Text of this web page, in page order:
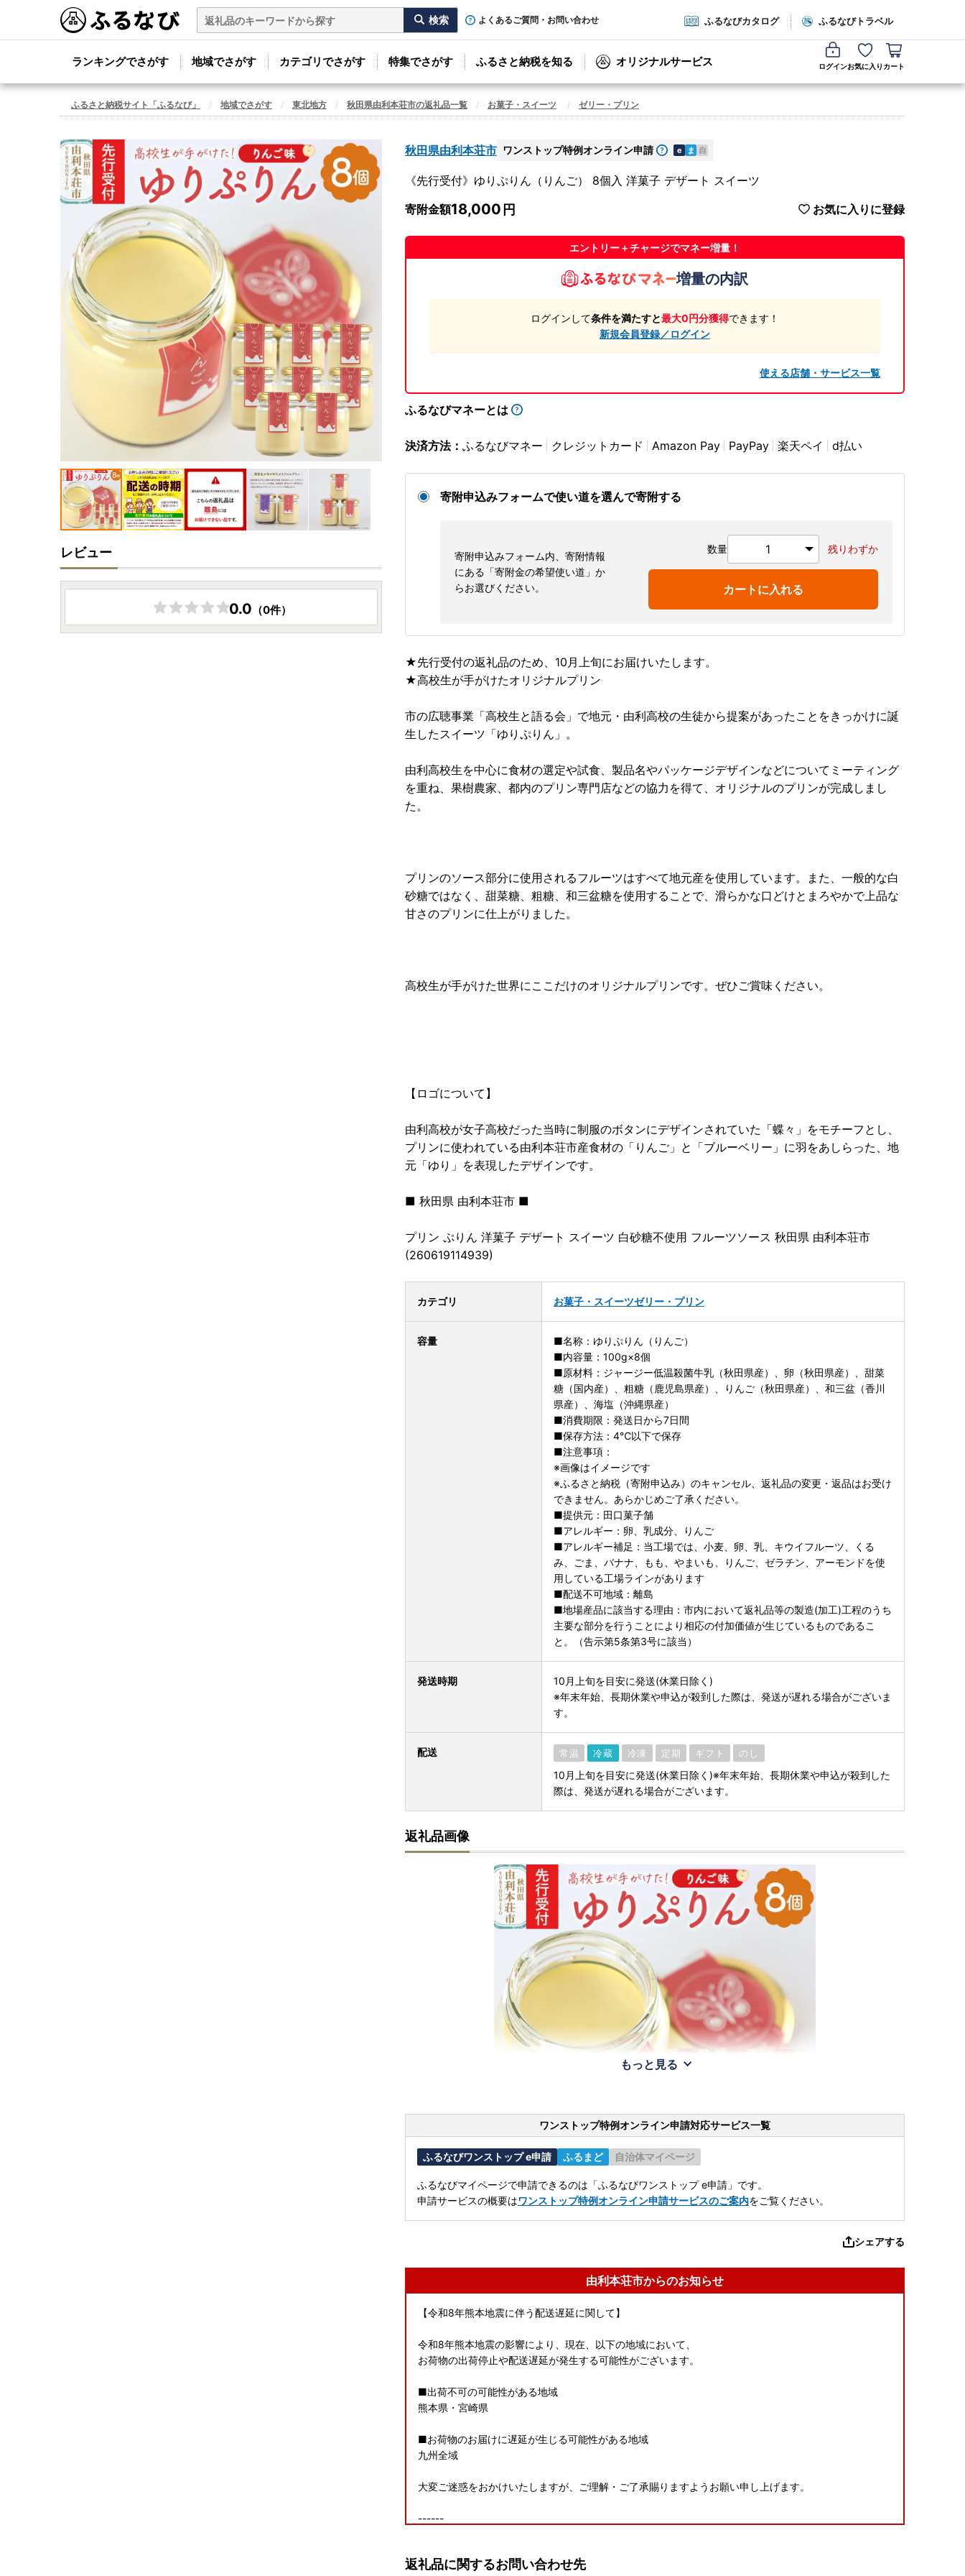
よくあるご質問・お問い合わせ ふるなびカタログ ふるなびトラベル
ランキングでさがす 地域でさがす カテゴリでさがす 特集でさがす ふるさと納税を知る オリジナルサービス ログインお気に入り カート
ふるさと納税サイト「ふるなび」 地域でさがす 東北地方 秋田県由利本荘市の返礼品一覧 お菓子・スイーツ ゼリー・プリン
秋田県由利本荘市 ワンストップ特例オンライン申請 e ま 自
《先行受付》ゆりぷりん（りんご） 8個入 洋菓子 デザート スイーツ
寄附金額18,000 お気に入りに登録
エントリー＋チャージでマネー増量！
増量の内訳
ログインして条件を満たすと最大0円分獲得できます！
新規会員登録／ログイン
使える店舗・サービス一覧
ふるなびマネーとは
決済方法： ふるなびマネー クレジットカード Amazon Pay PayPay 楽天ペイ d払い
寄附申込みフォームで使い道を選んで寄附する
寄附申込みフォーム内、寄附情報
にある「寄附金の希望使い道」か
らお選びください。
数量 残りわずか
カートに入れる
★先行受付の返礼品のため、10月上旬にお届けいたします。
★高校生が手がけたオリジナルプリン
市の広聴事業「高校生と語る会」で地元・由利高校の生徒から提案があったことをきっかけに誕
生したスイーツ「ゆりぷりん」。
由利高校生を中心に食材の選定や試食、製品名やパッケージデザインなどについてミーティング
を重ね、果樹農家、都内のプリン専門店などの協力を得て、オリジナルのプリンが完成しまし
た。
プリンのソース部分に使用されるフルーツはすべて地元産を使用しています。また、一般的な白
砂糖ではなく、甜菜糖、粗糖、和三盆糖を使用することで、滑らかな口どけとまろやかで上品な
甘さのプリンに仕上がりました。
高校生が手がけた世界にここだけのオリジナルプリンです。ぜひご賞味ください。
【ロゴについて】
由利高校が女子高校だった当時に制服のボタンにデザインされていた「蝶々」をモチーフとし、
プリンに使われている由利本荘市産食材の「りんご」と「ブルーベリー」に羽をあしらった、地
元「ゆり」を表現したデザインです。
■ 秋田県 由利本荘市 ■
プリン ぷりん 洋菓子 デザート スイーツ 白砂糖不使用 フルーツソース 秋田県 由利本荘市
(260619114939)
カテゴリ お菓子・スイーツゼリー・プリン
容量
■名称：ゆりぷりん（りんご）
■内容量：100g×8個
■原材料：ジャージー低温殺菌牛乳（秋田県産）、卵（秋田県産）、甜菜
糖（国内産）、粗糖（鹿児島県産）、りんご（秋田県産）、和三盆（香川
県産）、海塩（沖縄県産）
■消費期限：発送日から7日間
■保存方法：4℃以下で保存
■注意事項：
※画像はイメージです
※ふるさと納税（寄附申込み）のキャンセル、返礼品の変更・返品はお受け
できません。あらかじめご了承ください。
■提供元：田口菓子舗
■アレルギー：卵、乳成分、りんご
■アレルギー補足：当工場では、小麦、卵、乳、キウイフルーツ、くる
み、ごま、バナナ、もも、やまいも、りんご、ゼラチン、アーモンドを使
用している工場ラインがあります
■配送不可地域：離島
■地場産品に該当する理由：市内において返礼品等の製造(加工)工程のうち
主要な部分を行うことにより相応の付加価値が生じているものであるこ
と。（告示第5条第3号に該当）
発送時期
10月上旬を目安に発送(休業日除く)
※年末年始、長期休業や申込が殺到した際は、発送が遅れる場合がございま
す。
配送 常温 冷蔵 冷凍 定期 ギフト のし
10月上旬を目安に発送(休業日除く)※年末年始、長期休業や申込が殺到した
際は、発送が遅れる場合がございます。
返礼品画像
もっと見る
ワンストップ特例オンライン申請対応サービス一覧
ふるなびワンストップ e申請 ふるまど 自治体マイページ
ふるなびマイページで申請できるのは「ふるなびワンストップ e申請」です。
申請サービスの概要はワンストップ特例オンライン申請サービスのご案内をご覧ください。
シェアする
由利本荘市からのお知らせ
【令和8年熊本地震に伴う配送遅延に関して】
令和8年熊本地震の影響により、現在、以下の地域において、
お荷物の出荷停止や配送遅延が発生する可能性がございます。
■出荷不可の可能性がある地域
熊本県・宮崎県
■お荷物のお届けに遅延が生じる可能性がある地域
九州全域
大変ご迷惑をおかけいたしますが、ご理解・ご了承賜りますようお願い申し上げます。
------
返礼品に関するお問い合わせ先
レビュー
0.0 （0件）